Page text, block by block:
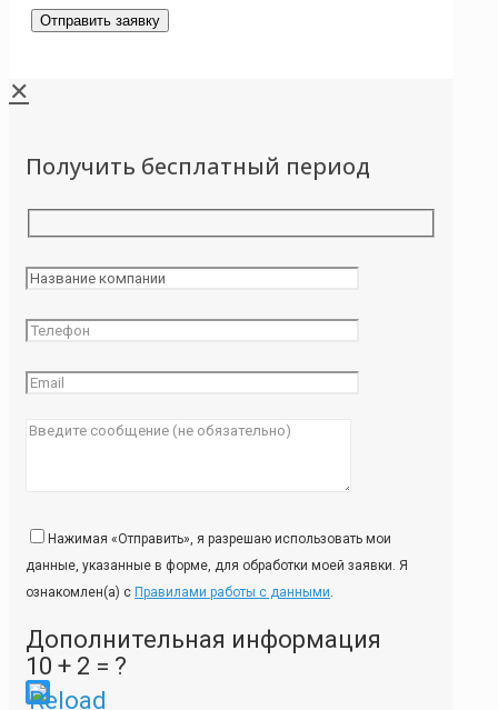
✕
Получить бесплатный период
Нажимая «Отправить», я разрешаю использовать мои
данные, указанные в форме, для обработки моей заявки. Я
ознакомлен(а) с Правилами работы с данными.
Дополнительная информация
10 + 2 = ?